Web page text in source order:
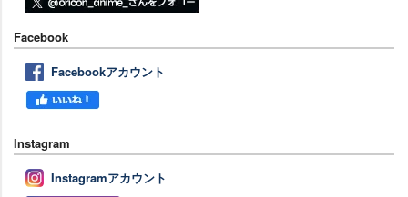
Facebook
Facebookアカウント
Instagram
Instagramアカウント